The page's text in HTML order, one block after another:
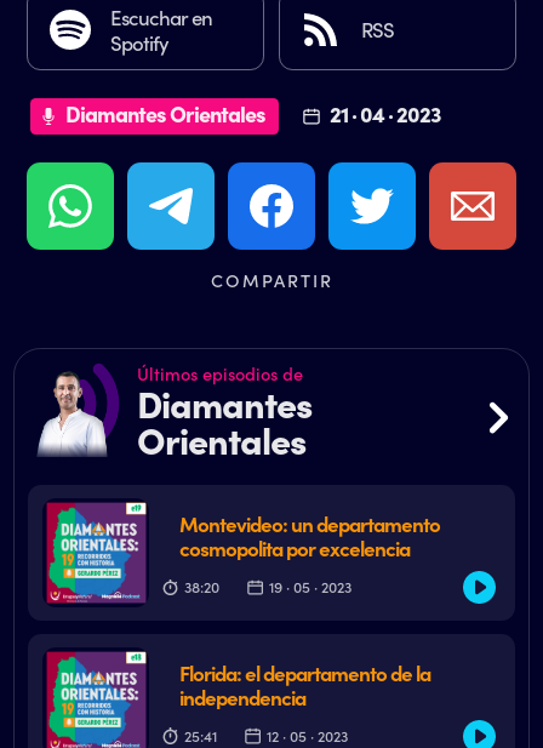
Escuchar en
Spotify
RSS
Diamantes Orientales 21 · 04 · 2023
COMPARTIR
Últimos episodios de
Diamantes
Orientales
Montevideo: un departamento
cosmopolita por excelencia
38:20 19 · 05 · 2023
Florida: el departamento de la
independencia
25:41 12 · 05 · 2023